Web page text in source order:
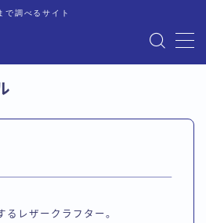
で調べるサイト
るレザークラフター。